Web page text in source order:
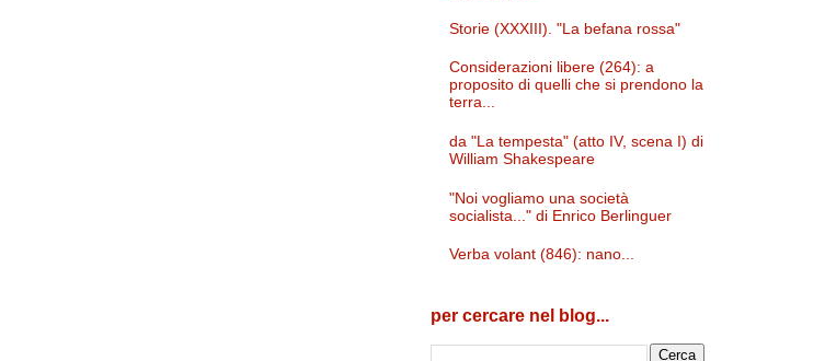
Storie (XXXIII). "La befana rossa"
Considerazioni libere (264): a
proposito di quelli che si prendono la
terra...
da "La tempesta" (atto IV, scena I) di
William Shakespeare
"Noi vogliamo una società
socialista..." di Enrico Berlinguer
Verba volant (846): nano...
per cercare nel blog...